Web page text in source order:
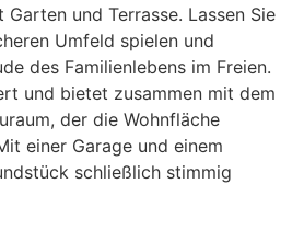
und Terrasse. Lassen Sie
Umfeld spielen und
des Familienlebens im Freien.
und bietet zusammen mit dem
der die Wohnfläche
einer Garage und einem
schließlich stimmig